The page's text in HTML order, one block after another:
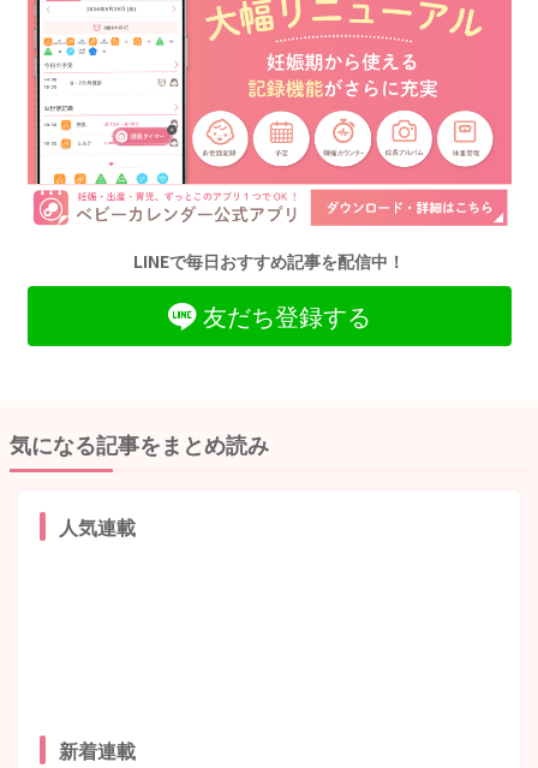
LINEで毎日おすすめ記事を配信中！
友だち登録する
気になる記事をまとめ読み
人気連載
新着連載